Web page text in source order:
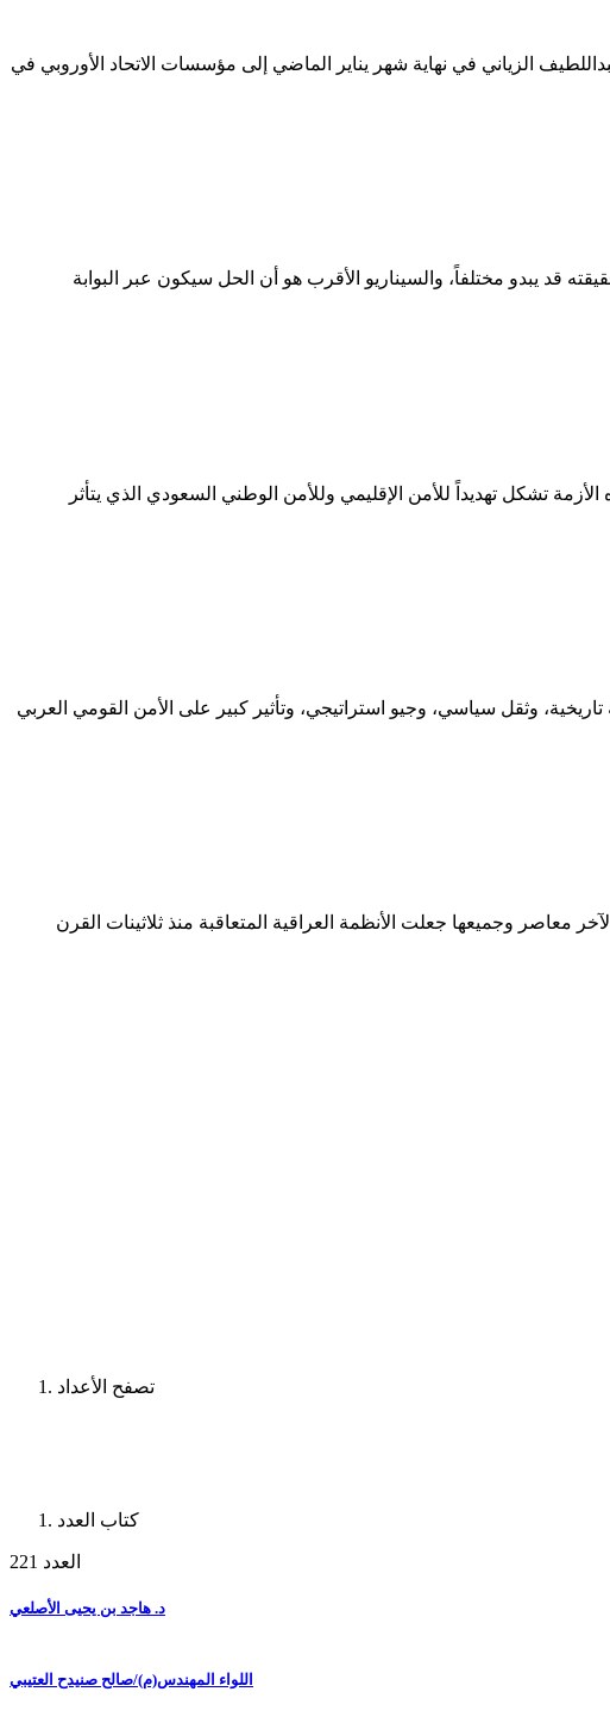
الزياني في نهاية شهر يناير الماضي إلى مؤسسات الاتحاد الأوروبي في
قد يبدو مختلفاً، والسيناريو الأقرب هو أن الحل سيكون عبر البوابة
تشكل تهديداً للأمن الإقليمي وللأمن الوطني السعودي الذي يتأثر
وثقل سياسي، وجيو استراتيجي، وتأثير كبير على الأمن القومي العربي
معاصر وجميعها جعلت الأنظمة العراقية المتعاقبة منذ ثلاثينات القرن
تصفح الأعداد
كتاب العدد
العدد 221
د. هاجد بن يحيى الأصلعي
اللواء المهندس(م)/صالح صنيدح العتيبي